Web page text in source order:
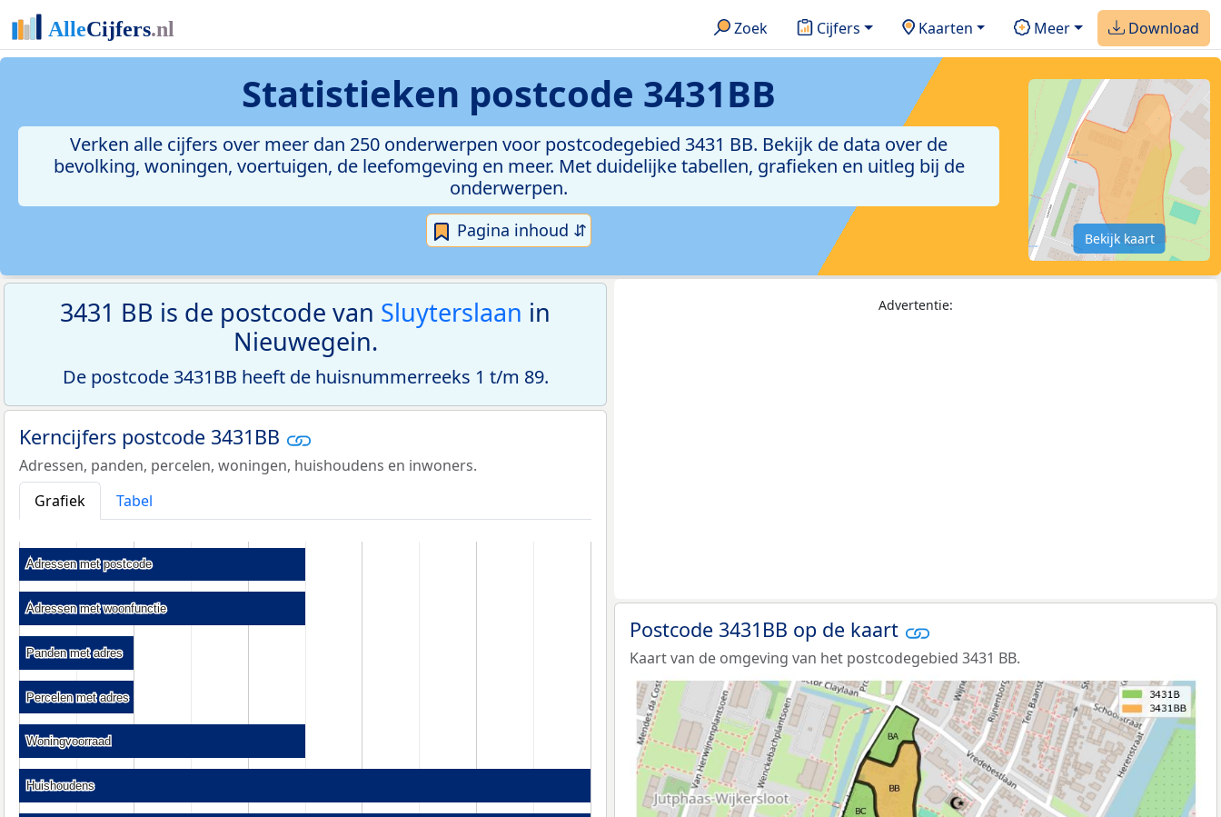
Zoek Cijfers Kaarten Meer Download
Statistieken postcode 3431BB
Verken alle cijfers over meer dan 250 onderwerpen voor postcodegebied 3431 BB. Bekijk de data over de
bevolking, woningen, voertuigen, de leefomgeving en meer. Met duidelijke tabellen, grafieken en uitleg bij de
onderwerpen.
Pagina inhoud ⇵ Bekijk kaart
3431 BB is de postcode van Sluyterslaan in
Nieuwegein.
De postcode 3431BB heeft de huisnummerreeks 1 t/m 89.
Kerncijfers postcode 3431BB
Adressen, panden, percelen, woningen, huishoudens en inwoners.
Grafiek
Tabel
Adressen met postcode
Adressen met postcode
Adressen met woonfunctie
Adressen met woonfunctie
Panden met adres
Panden met adres
Percelen met adres
Percelen met adres
Woningvoorraad
Woningvoorraad
Huishoudens
Huishoudens
Advertentie:
Postcode 3431BB op de kaart
Kaart van de omgeving van het postcodegebied 3431 BB.